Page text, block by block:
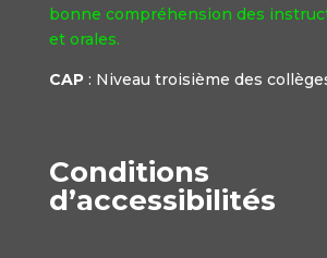
bonne compréhension des
et orales.
CAP: Niveau troisième des
Conditions
d’accessibilités